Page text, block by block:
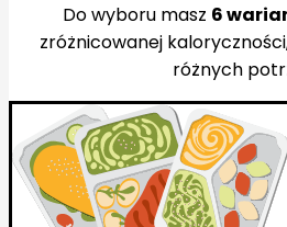
Do wyboru masz 6
zróżnicowanej
różnych